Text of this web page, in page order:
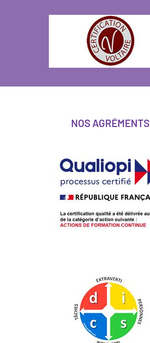
NOS AGRÉMENTS